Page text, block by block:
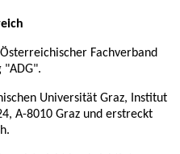
Fachverband
"ADG".
Universität Graz, Institut
A-8010 Graz und erstreckt